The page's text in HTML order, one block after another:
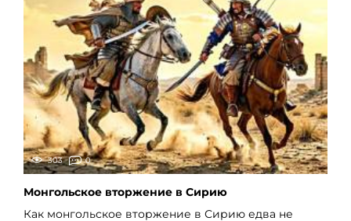
303 0
Монгольское вторжение в Сирию
Как монгольское вторжение в Сирию едва не